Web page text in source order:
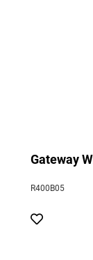
Gateway
R400B05